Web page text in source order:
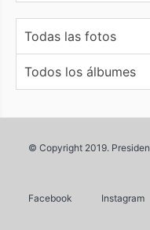
Todas las fotos
Todos los álbumes
© Copyright 2019.
Facebook Instagram